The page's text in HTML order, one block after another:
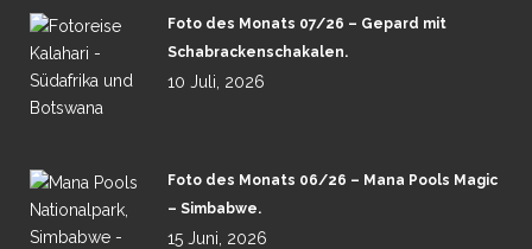
Foto des Monats 07/26 – Gepard mit
Schabrackenschakalen.
10 Juli, 2026
Foto des Monats 06/26 – Mana Pools Magic
– Simbabwe.
15 Juni, 2026